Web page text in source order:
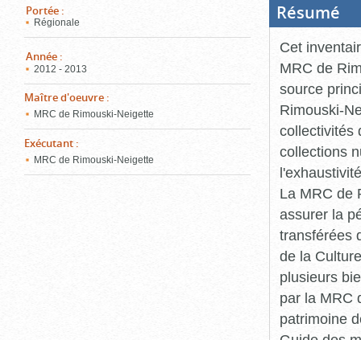
Portée :
Régionale
Année :
2012 - 2013
Maître d'oeuvre :
MRC de Rimouski-Neigette
Exécutant :
MRC de Rimouski-Neigette
Résumé
Cet
MRC de
source
Rimouski-
collectivités
collections
La MRC de
assurer la
transférées
de la
plusieurs
par la MRC
patrimoine